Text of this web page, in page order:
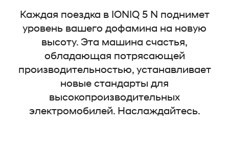
Каждая поездка в IONIQ 5 N поднимет
уровень вашего дофамина на новую
высоту. Эта машина счастья,
обладающая потрясающей
производительностью, устанавливает
новые стандарты для
высокопроизводительных
электромобилей. Наслаждайтесь.